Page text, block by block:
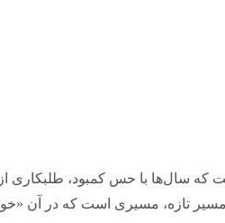
که سال‌ها با حس کمبود، طلبکاری
تازه، مسیری است که در آن